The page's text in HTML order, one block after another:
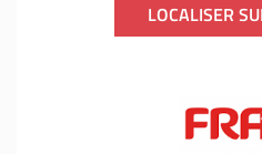
LOCALISER